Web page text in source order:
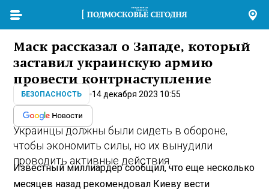
Маск рассказал о Западе, который
заставил украинскую армию
провести контрнаступление
БЕЗОПАСНОСТЬ 14 декабря 2023 10:55
Украинцы должны были сидеть в обороне,
чтобы экономить силы, но их вынудили
проводить активные действия.
Известный миллиардер сообщил, что еще несколько
месяцев назад рекомендовал Киеву вести